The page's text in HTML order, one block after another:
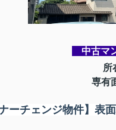
中古マ
所
専有
ーチェンジ物件】表